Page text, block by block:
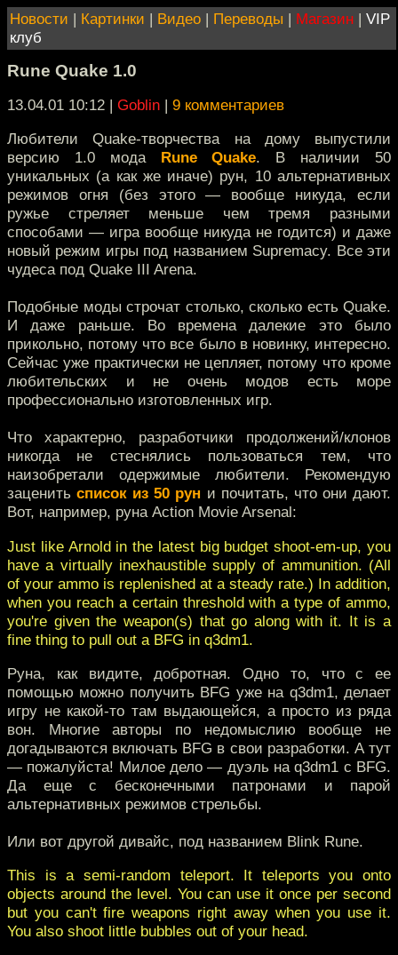
Новости | Картинки | Видео | Переводы | Магазин | VIP
клуб
Rune Quake 1.0
13.04.01 10:12 | Goblin | 9 комментариев
Любители Quake-творчества на дому выпустили
версию 1.0 мода Rune Quake. В наличии 50
уникальных (а как же иначе) рун, 10 альтернативных
режимов огня (без этого — вообще никуда, если
ружье стреляет меньше чем тремя разными
способами — игра вообще никуда не годится) и даже
новый режим игры под названием Supremacy. Все эти
чудеса под Quake III Arena.
Подобные моды строчат столько, сколько есть Quake.
И даже раньше. Во времена далекие это было
прикольно, потому что все было в новинку, интересно.
Сейчас уже практически не цепляет, потому что кроме
любительских и не очень модов есть море
профессионально изготовленных игр.
Что характерно, разработчики продолжений/клонов
никогда не стеснялись пользоваться тем, что
наизобретали одержимые любители. Рекомендую
заценитьсписок из 50 рун и почитать, что они дают.
Вот, например, руна Action Movie Arsenal:
Just like Arnold in the latest big budget shoot-em-up, you
have a virtually inexhaustible supply of ammunition. (All
of your ammo is replenished at a steady rate.) In addition,
when you reach a certain threshold with a type of ammo,
you're given the weapon(s) that go along with it. It is a
fine thing to pull out a BFG in q3dm1.
Руна, как видите, добротная. Одно то, что с ее
помощью можно получить BFG уже на q3dm1, делает
игру не какой-то там выдающейся, а просто из ряда
вон. Многие авторы по недомыслию вообще не
догадываются включать BFG в свои разработки. А тут
— пожалуйста! Милое дело — дуэль на q3dm1 c BFG.
Да еще с бесконечными патронами и парой
альтернативных режимов стрельбы.
Или вот другой дивайс, под названием Blink Rune.
This is a semi-random teleport. It teleports you onto
objects around the level. You can use it once per second
but you can't fire weapons right away when you use it.
You also shoot little bubbles out of your head.